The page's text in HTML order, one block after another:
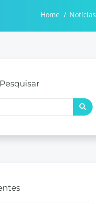
Home Notícias
Pesquisar